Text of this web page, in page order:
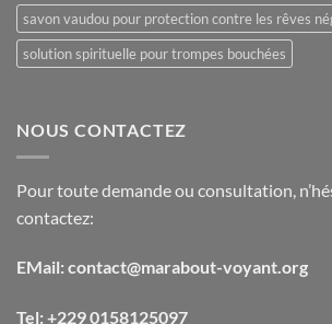
savon vaudou pour protection contre les rêves
solution spirituelle pour trompes bouchées
NOUS CONTACTEZ
Pour toute demande ou consultation,
contactez:
EMail: contact@marabout-voyant.org
Tel: +229 0158125097